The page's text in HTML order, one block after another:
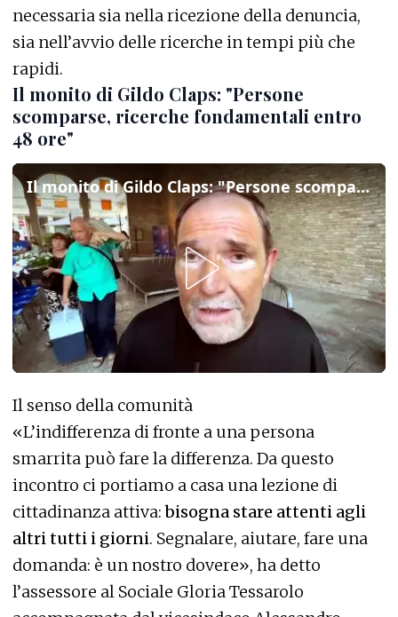
necessaria sia nella ricezione della denuncia,
sia nell’avvio delle ricerche in tempi più che
rapidi.
Il monito di Gildo Claps: "Persone
scomparse, ricerche fondamentali entro
48 ore"
Il monito di Gildo Claps: "Persone scomparse, ricerche fondamentali entro 48 ore"
Il senso della comunità
«L’indifferenza di fronte a una persona
smarrita può fare la differenza. Da questo
incontro ci portiamo a casa una lezione di
cittadinanza attiva:bisogna stare attenti agli
altri tutti i giorni. Segnalare, aiutare, fare una
domanda: è un nostro dovere», ha detto
l’assessore al Sociale Gloria Tessarolo